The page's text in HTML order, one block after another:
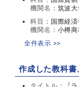
機関名： 筑波
科目： 国際経
機関名： 小樽
全件表示 >>
作成した教科